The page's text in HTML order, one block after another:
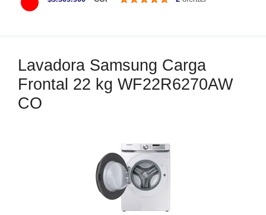
t
r
í
a
Lavadora Samsung Carga
Frontal 22 kg WF22R6270AW
CO